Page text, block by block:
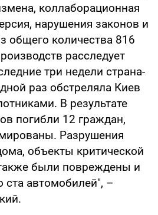
коллаборационная
нарушения законов и
общего количества 816
расследует
три недели страна-
раз обстреляла Киев
В результате
погибли 12 граждан,
Разрушения
объекты критической
были повреждены и
автомобилей", –